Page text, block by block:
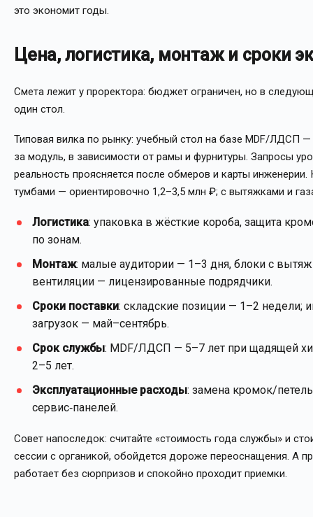
это экономит годы.
Цена, логистика, монтаж и сроки
Смета лежит у проректора: бюджет ограничен, но в
один стол.
Типовая вилка по рынку: учебный стол на базе MDF/ЛДСП
за модуль, в зависимости от рамы и фурнитуры. Запросы
реальность проясняется после обмеров и карты
тумбами — ориентировочно 1,2–3,5 млн ₽; с вытяжками и
Логистика: упаковка в жёсткие короба, защита
по зонам.
Монтаж: малые аудитории — 1–3 дня, блоки с
вентиляции — лицензированные подрядчики.
Сроки поставки: складские позиции — 1–2 недели;
загрузок — май–сентябрь.
Срок службы: MDF/ЛДСП — 5–7 лет при щадящей
2–5 лет.
Эксплуатационные расходы: замена кромок/
сервис‑панелей.
Совет напоследок: считайте «стоимость года службы» и
сессии с органикой, обойдется дороже переоснащения. А
работает без сюрпризов и спокойно проходит приемки.